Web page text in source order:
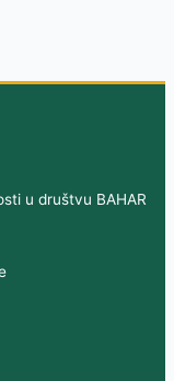
u društvu BAHAR